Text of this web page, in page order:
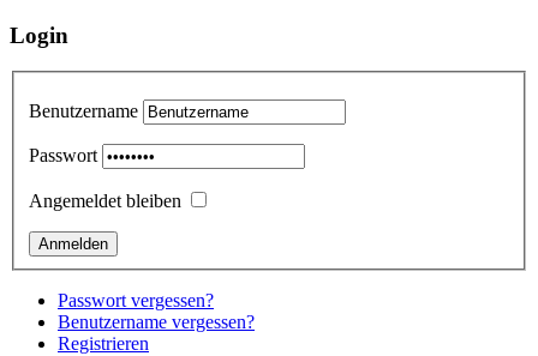
Login
Benutzername
Passwort
Angemeldet bleiben
Passwort vergessen?
Benutzername vergessen?
Registrieren